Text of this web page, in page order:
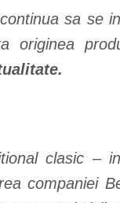
sa se
originea
clasic –
companiei